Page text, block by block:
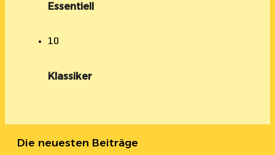
Essentiell
10
Klassiker
Die neuesten Beiträge